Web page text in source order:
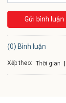
Gửi bình luận
(0) Bình luận
Xếp theo: Thời gian